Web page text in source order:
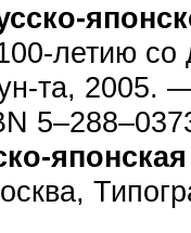
летию
та, 2005.